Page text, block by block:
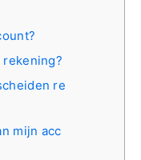
rekening?
re
mijn acc